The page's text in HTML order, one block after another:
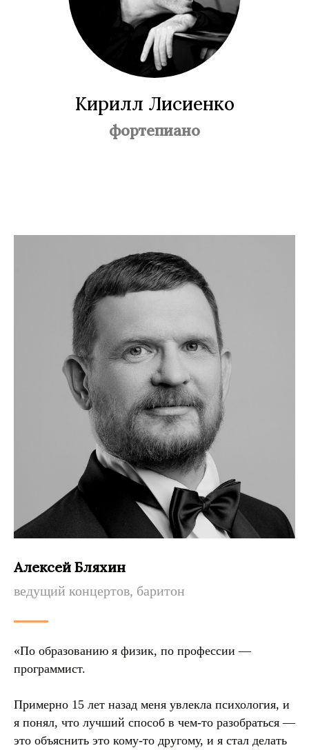
Кирилл Лисиенко
фортепиано
Алексей Бляхин
ведущий концертов, баритон
«По образованию я физик, по профессии —
программист.
Примерно 15 лет назад меня увлекла психология, и
я понял, что лучший способ в чем-то разобраться —
это объяснить это кому-то другому, и я стал делать